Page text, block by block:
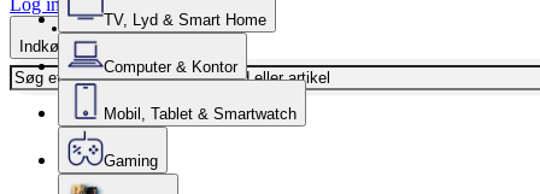
Log ind
Indkøbskurv
TV, Lyd & Smart Home
Computer & Kontor
Mobil, Tablet & Smartwatch
Gaming